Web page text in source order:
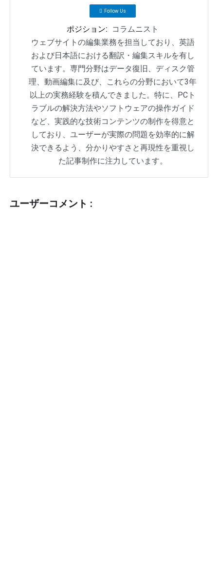
Follow Us
ポジション:
コラムニスト
ウェブサイトの編集業務を担当しており、英語
および日本語における翻訳・編集スキルを有し
ています。専門分野はデータ復旧、ディスク管
理、動画編集に及び、これらの分野において3年
以上の実務経験を積んできました。特に、PCト
ラブルの解決方法やソフトウェアの操作ガイド
など、実践的な技術コンテンツの制作を得意と
しており、ユーザーが実際の問題を効率的に解
決できるよう、分かりやすさと再現性を重視し
た記事制作に注力しています。
ユーザーコメント :